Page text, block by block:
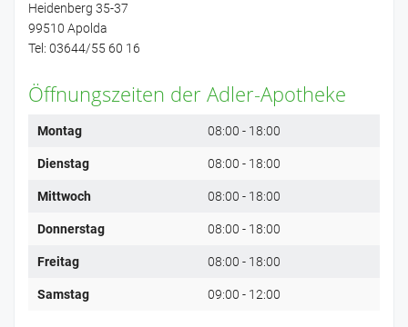
Heidenberg 35-37
99510 Apolda
Tel: 03644/55 60 16
Öffnungszeiten der Adler-Apotheke
Montag 08:00 - 18:00
Dienstag 08:00 - 18:00
Mittwoch 08:00 - 18:00
Donnerstag 08:00 - 18:00
Freitag 08:00 - 18:00
Samstag 09:00 - 12:00